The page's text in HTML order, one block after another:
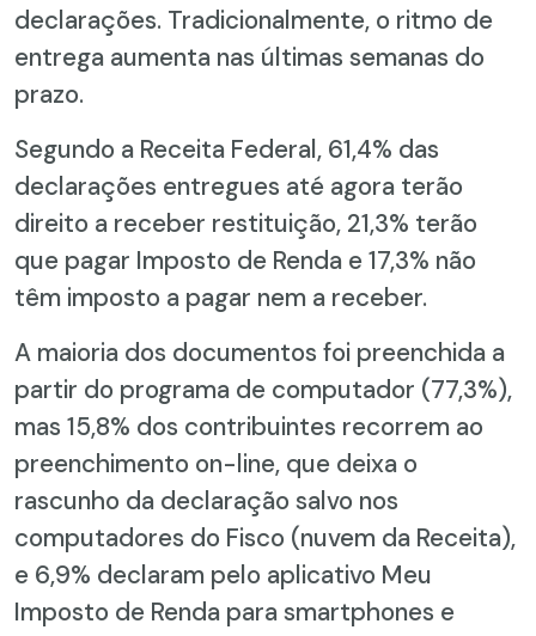
declarações. Tradicionalmente, o ritmo de
entrega aumenta nas últimas semanas do
prazo.
Segundo a Receita Federal, 61,4% das
declarações entregues até agora terão
direito a receber restituição, 21,3% terão
que pagar Imposto de Renda e 17,3% não
têm imposto a pagar nem a receber.
A maioria dos documentos foi preenchida a
partir do programa de computador (77,3%),
mas 15,8% dos contribuintes recorrem ao
preenchimento on-line, que deixa o
rascunho da declaração salvo nos
computadores do Fisco (nuvem da Receita),
e 6,9% declaram pelo aplicativo Meu
Imposto de Renda para smartphones e